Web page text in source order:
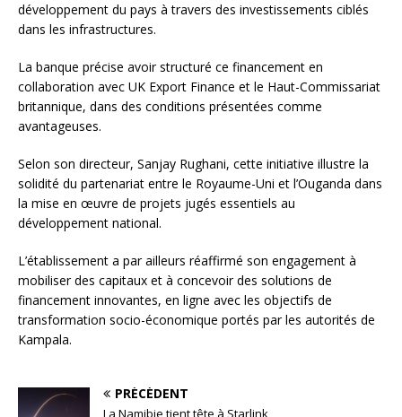
développement du pays à travers des investissements ciblés
dans les infrastructures.
La banque précise avoir structuré ce financement en
collaboration avec UK Export Finance et le Haut-Commissariat
britannique, dans des conditions présentées comme
avantageuses.
Selon son directeur, Sanjay Rughani, cette initiative illustre la
solidité du partenariat entre le Royaume-Uni et l’Ouganda dans
la mise en œuvre de projets jugés essentiels au
développement national.
L’établissement a par ailleurs réaffirmé son engagement à
mobiliser des capitaux et à concevoir des solutions de
financement innovantes, en ligne avec les objectifs de
transformation socio-économique portés par les autorités de
Kampala.
PRÉCÉDENT